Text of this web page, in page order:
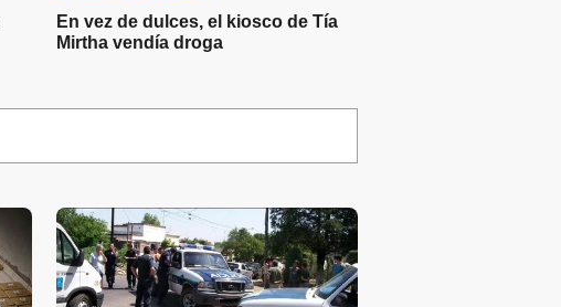
En vez de dulces, el kiosco de Tía
Mirtha vendía droga